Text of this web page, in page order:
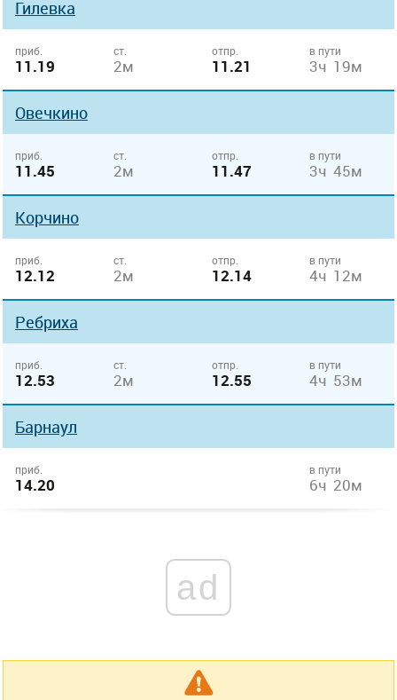
Гилевка
приб.
11.19
ст.
2м
отпр.
11.21
в пути
3ч 19м
Овечкино
приб.
11.45
ст.
2м
отпр.
11.47
в пути
3ч 45м
Корчино
приб.
12.12
ст.
2м
отпр.
12.14
в пути
4ч 12м
Ребриха
приб.
12.53
ст.
2м
отпр.
12.55
в пути
4ч 53м
Барнаул
приб.
14.20
в пути
6ч 20м
ad